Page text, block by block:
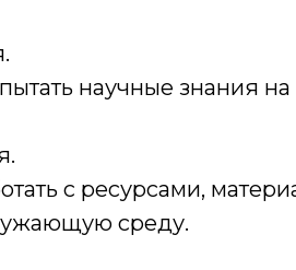
научные знания на
с ресурсами,
среду.